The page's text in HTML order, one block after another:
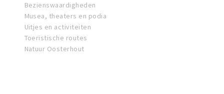
Bezienswaardigheden
Musea, theaters en podia
Uitjes en activiteiten
Toeristische routes
Natuur Oosterhout